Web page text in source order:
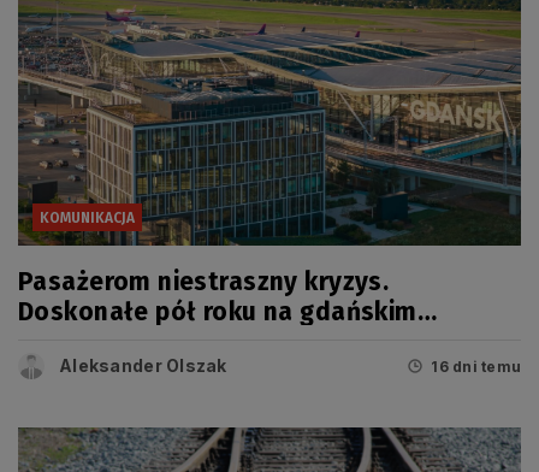
KOMUNIKACJA
Pasażerom niestraszny kryzys.
Doskonałe pół roku na gdańskim
Aleksander Olszak 16 dni temu